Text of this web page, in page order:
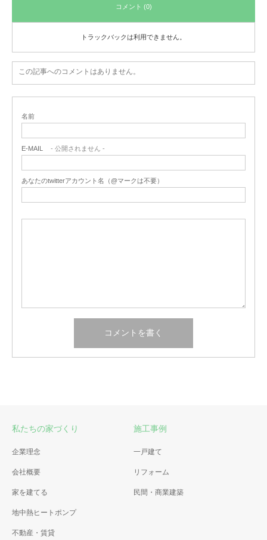
コメント (0)
トラックバックは利用できません。
この記事へのコメントはありません。
名前
E-MAIL - 公開されません -
あなたのtwitterアカウント名（@マークは不要）
私たちの家づくり
企業理念
会社概要
家を建てる
地中熱ヒートポンプ
不動産・賃貸
施工事例
一戸建て
リフォーム
民間・商業建築